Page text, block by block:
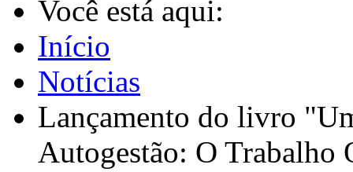
Você está aqui:
Início
Notícias
Lançamento do livro
Autogestão: O Trabalho